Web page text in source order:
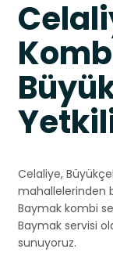
Celaliye,
mahallelerinden
Baymak kombi
Baymak servisi
sunuyoruz.